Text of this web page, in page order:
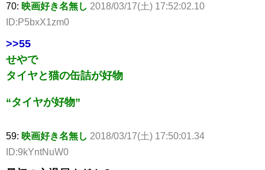
70: 映画好き名無し 2018/03/17(土) 17:52:02.10
ID:P5bxX1zm0
>>55
せやで
タイヤと猫の缶詰が好物
“タイヤが好物”
59: 映画好き名無し 2018/03/17(土) 17:50:01.34
ID:9kYntNuW0